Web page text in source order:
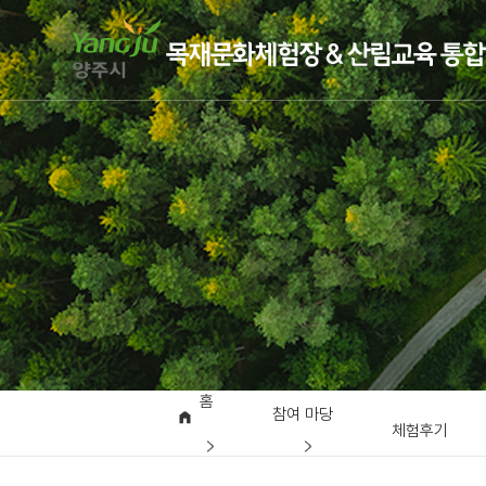
홈
참여 마당
체험후기